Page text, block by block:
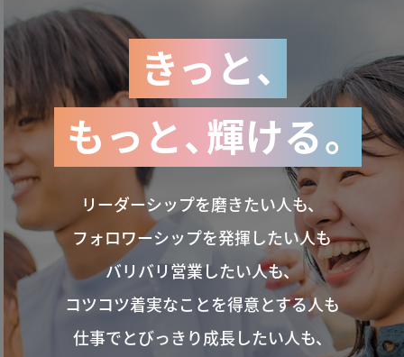
きっと、
もっと、輝ける。
リーダーシップを磨きたい人も、
フォロワーシップを発揮したい人も
バリバリ営業したい人も、
コツコツ着実なことを得意とする人も
仕事でとびっきり成長したい人も、